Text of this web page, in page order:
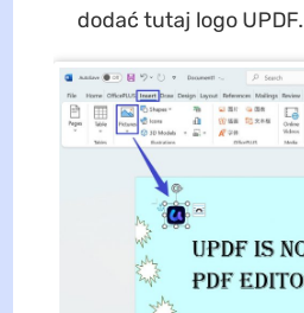
dodać tutaj logo UPDF.